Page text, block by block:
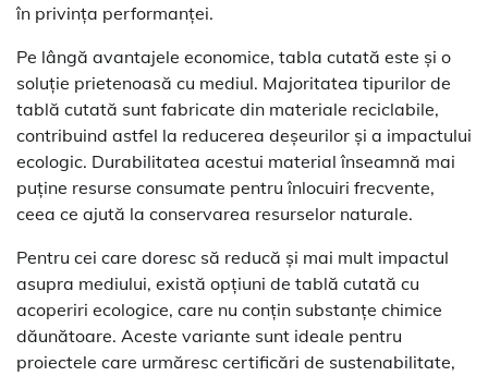
în privința performanței.
Pe lângă avantajele economice, tabla cutată este și o
soluție prietenoasă cu mediul. Majoritatea tipurilor de
tablă cutată sunt fabricate din materiale reciclabile,
contribuind astfel la reducerea deșeurilor și a impactului
ecologic. Durabilitatea acestui material înseamnă mai
puține resurse consumate pentru înlocuiri frecvente,
ceea ce ajută la conservarea resurselor naturale.
Pentru cei care doresc să reducă și mai mult impactul
asupra mediului, există opțiuni de tablă cutată cu
acoperiri ecologice, care nu conțin substanțe chimice
dăunătoare. Aceste variante sunt ideale pentru
proiectele care urmăresc certificări de sustenabilitate,